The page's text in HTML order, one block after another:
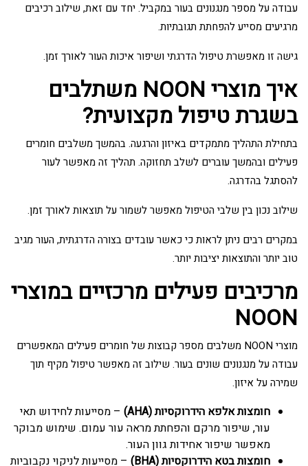
עבודה על מספר מנגנונים בעור במקביל. יחד עם זאת, שילוב רכיבים
מרגיעים מסייע להפחתת תגובתיות.
גישה זו מאפשרת טיפול הדרגתי ושיפור איכות העור לאורך זמן.
איך מוצרי NOON משתלבים
בשגרת טיפול מקצועית?
בתחילת התהליך מתמקדים באיזון והרגעה. בהמשך משלבים חומרים
פעילים ובהמשך עוברים לשלב תחזוקה. תהליך זה מאפשר לעור
להסתגל בהדרגה.
שילוב נכון בין שלבי הטיפול מאפשר לשמור על תוצאות לאורך זמן.
במקרים רבים ניתן לראות כי כאשר עובדים בצורה הדרגתית, העור מגיב
טוב יותר והתוצאות יציבות יותר.
מרכיבים פעילים מרכזיים במוצרי
NOON
מוצרי NOON משלבים מספר קבוצות של חומרים פעילים המאפשרים
עבודה על מנגנונים שונים בעור. שילוב זה מאפשר טיפול מקיף תוך
שמירה על איזון.
חומצות אלפא הידרוקסיות (AHA)
– מסייעות לחידוש תאי
עור, שיפור מרקם והפחתת מראה עור עמום. שימוש מבוקר
מאפשר שיפור אחידות גוון העור.
חומצות בטא הידרוקסיות (BHA)
– מסייעות לניקוי נקבוביות